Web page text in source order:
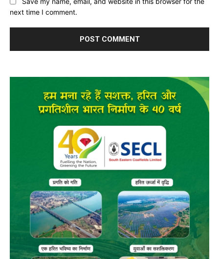
next time I comment.